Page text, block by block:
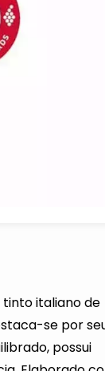
tinto italiano de
se por
possui